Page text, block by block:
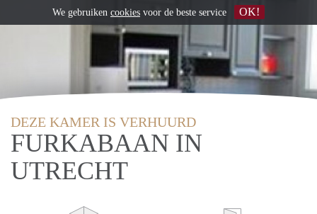
DEZE KAMER IS VERHUURD
FURKABAAN IN
UTRECHT
We gebruiken cookies voor de beste service OK!